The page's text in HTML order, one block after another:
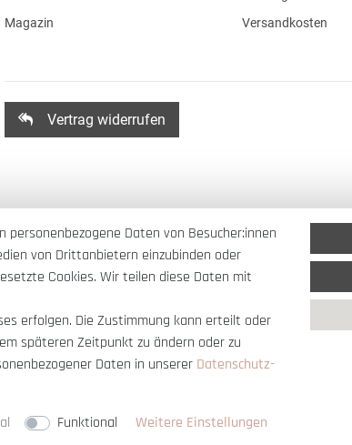
Magazin
Versandkosten
Vertrag widerrufen
Daten von Besucher:innen
von Drittanbietern einzubinden oder
Cookies. Wir teilen diese Daten mit
erfolgen. Die Zustimmung kann erteilt oder
späteren Zeitpunkt zu ändern oder zu
Daten in unserer Daten­schutz­
Funktional Weitere Einstellungen